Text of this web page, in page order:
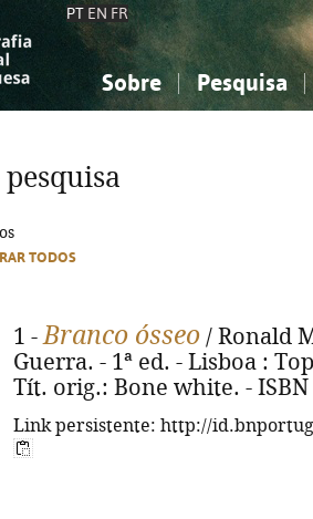
PT EN FR
Sobre Pesquisa
Ciências sociais...
Ciências sociais...
TODOS
1 -Branco ósseo / Ronald
Guerra. - 1ª ed. - Lisboa :
Tít. orig.: Bone white. - ISBN
Link persistente: http://